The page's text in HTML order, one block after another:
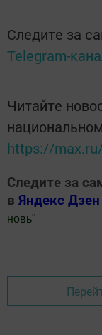
Следите за
Telegram-
Читайте
https://
Следите за
в Яндекс Дзен
новь"